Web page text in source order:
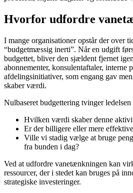
Hvorfor udfordre
I mange organisationer opstår der over
“budgetmæssig inerti”. Når en udgift
budgettet, bliver den sjældent fjernet
abonnementer, konsulentaftaler, interne
afdelingsinitiativer, som engang gav
skaber værdi.
Nulbaseret budgettering tvinger
Hvilken værdi skaber denne
Er der billigere eller mere
Ville vi stadig vælge at bruge
fra bunden i dag?
Ved at udfordre vanetænkningen kan
ressourcer, der i stedet kan bruges på
strategiske investeringer.